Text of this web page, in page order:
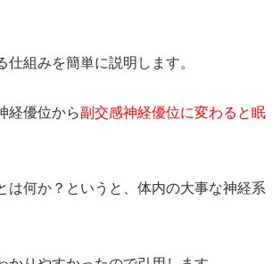
仕組みを簡単に説明します。
経優位から副交感神経優位に変わると眠
は何か？というと、体内の大事な神経系